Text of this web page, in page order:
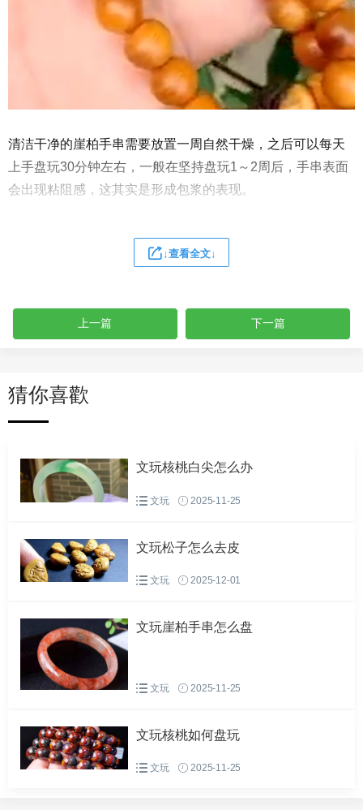
清洁干净的崖柏手串需要放置一周自然干燥，之后可以每天
上手盘玩30分钟左右，一般在坚持盘玩1～2周后，手串表面
会出现粘阻感，这其实是形成包浆的表现。
将手串放置一周至包浆硬化后，可以坚持盘放结合的方式，
崖柏手串表面的包浆就会变得越来越厚实、稳定，颜色也会
↓查看全文↓
上一篇 下一篇
猜你喜歡
文玩核桃白尖怎么办
文玩 2025-11-25
文玩松子怎么去皮
文玩 2025-12-01
文玩崖柏手串怎么盘
文玩 2025-11-25
文玩核桃如何盘玩
文玩 2025-11-25